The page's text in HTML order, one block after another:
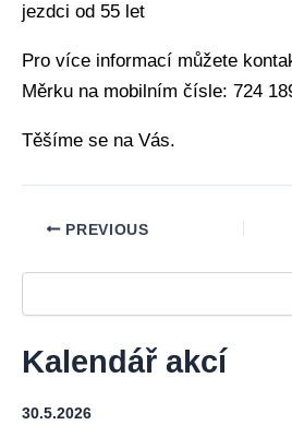
jezdci od 55 let
Pro více informací můžete
Měrku na mobilním čísle: 724
Těšíme se na Vás.
PREVIOUS
Kalendář akcí
30.5.2026